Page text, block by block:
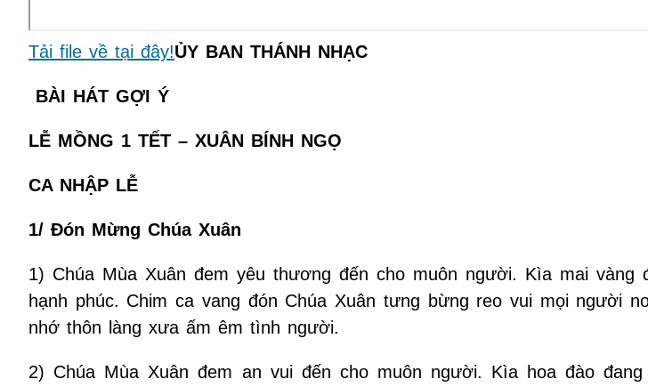
Tải file về tại đây!ỦY BAN THÁNH NHẠC
BÀI HÁT GỢI Ý
LỄ MỒNG 1 TẾT – XUÂN BÍNH NGỌ
CA NHẬP LỄ
1/ Đón Mừng Chúa Xuân
1) Chúa Mùa Xuân đem yêu thương đến cho muôn người. Kìa mai vàng
hạnh phúc. Chim ca vang đón Chúa Xuân tưng bừng reo vui mọi người
nhớ thôn làng xưa ấm êm tình người.
2) Chúa Mùa Xuân đem an vui đến cho muôn người. Kìa hoa đào